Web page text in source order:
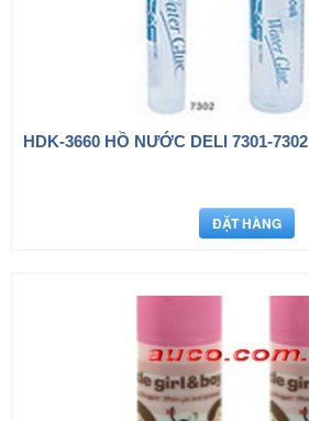
HDK-3660 HỒ NƯỚC DELI 7301-7302